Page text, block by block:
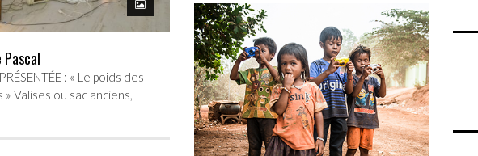
Pascal
: « Le poids des
» Valises ou sac anciens,